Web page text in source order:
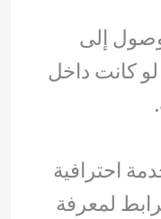
إلى
كانت داخل
احترافية
لمعرفة